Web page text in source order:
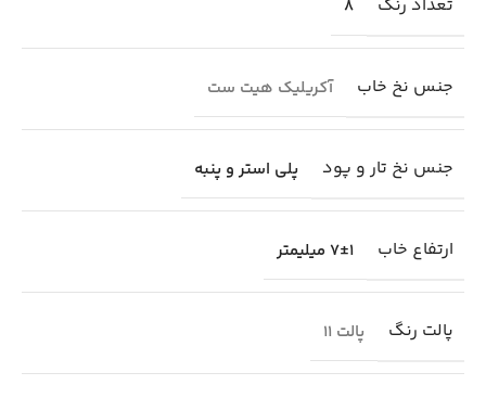
تعداد رنگ 8
جنس نخ خاب آکریلیک هیت ست
جنس نخ تار و پود پلی استر و پنبه
ارتفاع خاب 7±1 میلیمتر
پالت رنگ پالت 11